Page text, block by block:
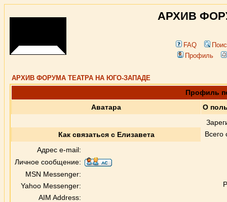
АРХИВ
FAQ
Профиль
АРХИВ ФОРУМА ТЕАТРА НА ЮГО-ЗАПАДЕ
Профиль
Аватара
О
Как связаться с Елизавета
Адрес e-mail:
Личное сообщение:
MSN Messenger:
Yahoo Messenger:
AIM Address: